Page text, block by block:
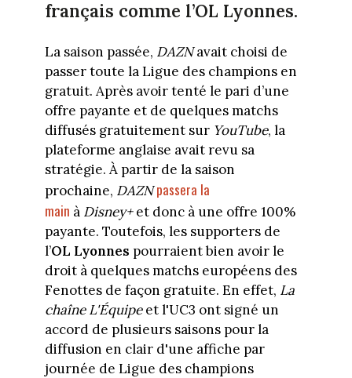
français comme l’OL Lyonnes.
La saison passée, DAZNavait choisi de
passer toute la Ligue des champions en
gratuit. Après avoir tenté le pari d’une
offre payante et de quelques matchs
diffusés gratuitement sur YouTube, la
plateforme anglaise avait revu sa
stratégie. À partir de la saison
prochaine, DAZN passera la
main à Disney+et donc à une offre 100%
payante. Toutefois, les supporters de
l’OL Lyonnes pourraient bien avoir le
droit à quelques matchs européens des
Fenottes de façon gratuite. En effet, La
chaîne L'Équipeet l'UC3 ont signé un
accord de plusieurs saisons pour la
diffusion en clair d'une affiche par
journée de Ligue des champions